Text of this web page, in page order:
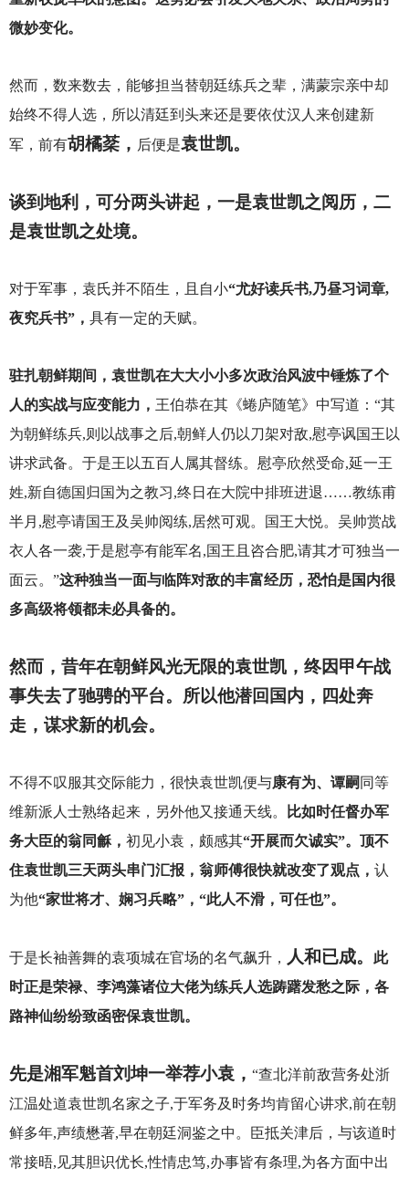
微妙变化。
然而，数来数去，能够担当替朝廷练兵之辈，满蒙宗亲中却
始终不得人选，所以清廷到头来还是要依仗汉人来创建新
军，前有胡橘棻， 后便是袁世凯。
谈到地利，可分两头讲起，一是袁世凯之阅历，二
是袁世凯之处境。
对于军事，袁氏并不陌生，且自小“尤好读兵书,乃昼习词章,
夜究兵书”， 具有一定的天赋。
驻扎朝鲜期间，袁世凯在大大小小多次政治风波中锤炼了个
人的实战与应变能力， 王伯恭在其《蜷庐随笔》中写道：“其
为朝鲜练兵,则以战事之后,朝鲜人仍以刀架对敌,慰亭讽国王以
讲求武备。于是王以五百人属其督练。慰亭欣然受命,延一王
姓,新自德国归国为之教习,终日在大院中排班进退……教练甫
半月,慰亭请国王及吴帅阅练,居然可观。国王大悦。吴帅赏战
衣人各一袭,于是慰亭有能军名,国王且咨合肥,请其才可独当一
面云。”这种独当一面与临阵对敌的丰富经历，恐怕是国内很
多高级将领都未必具备的。
然而，昔年在朝鲜风光无限的袁世凯，终因甲午战
事失去了驰骋的平台。所以他潜回国内，四处奔
走，谋求新的机会。
不得不叹服其交际能力，很快袁世凯便与康有为、谭嗣 同等
维新派人士熟络起来，另外他又接通天线。
比如时任督办军
务大臣的翁同龢， 初见小袁，颇感其“开展而欠诚实”。顶不
住袁世凯三天两头串门汇报，翁师傅很快就改变了观点， 认
为他“家世将才、娴习兵略”，“此人不滑，可任也”。
于是长袖善舞的袁项城在官场的名气飙升， 人和已成。
此
时正是荣禄、李鸿藻诸位大佬为练兵人选踌躇发愁之际，各
路神仙纷纷致函密保袁世凯。
先是湘军魁首刘坤一举荐小袁， “查北洋前敌营务处浙
江温处道袁世凯名家之子,于军务及时务均肯留心讲求,前在朝
鲜多年,声绩懋著,早在朝廷洞鉴之中。臣抵关津后，与该道时
常接晤,见其胆识优长,性情忠笃,办事皆有条理,为各方面中出